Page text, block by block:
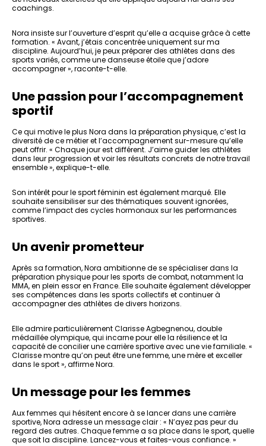
coachings.
Nora insiste sur l’ouverture d’esprit qu’elle a acquise grâce à cette
formation. « Avant, j’étais concentrée uniquement sur ma
discipline. Aujourd’hui, je peux préparer des athlètes dans des
sports variés, comme une danseuse étoile que j’adore
accompagner », raconte-t-elle.
Une passion pour l’accompagnement
sportif
Ce qui motive le plus Nora dans la préparation physique, c’est la
diversité de ce métier et l’accompagnement sur-mesure qu’elle
peut offrir. « Chaque jour est différent. J’aime guider les athlètes
dans leur progression et voir les résultats concrets de notre travail
ensemble », explique-t-elle.
Son intérêt pour le sport féminin est également marqué. Elle
souhaite sensibiliser sur des thématiques souvent ignorées,
comme l’impact des cycles hormonaux sur les performances
sportives.
Un avenir prometteur
Après sa formation, Nora ambitionne de se spécialiser dans la
préparation physique pour les sports de combat, notamment la
MMA, en plein essor en France. Elle souhaite également développer
ses compétences dans les sports collectifs et continuer à
accompagner des athlètes de divers horizons.
Elle admire particulièrement Clarisse Agbegnenou, double
médaillée olympique, qui incarne pour elle la résilience et la
capacité de concilier une carrière sportive avec une vie familiale. «
Clarisse montre qu’on peut être une femme, une mère et exceller
dans le sport », affirme Nora.
Un message pour les femmes
Aux femmes qui hésitent encore à se lancer dans une carrière
sportive, Nora adresse un message clair : « N’ayez pas peur du
regard des autres. Chaque femme a sa place dans le sport, quelle
que soit la discipline. Lancez-vous et faites-vous confiance. »